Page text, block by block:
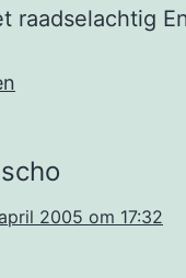
raadselachtig
2005 om 17:32